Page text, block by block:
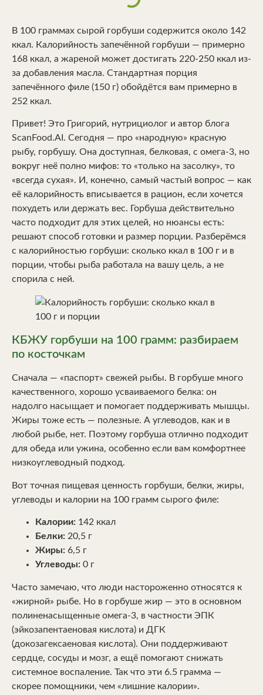
В 100 граммах сырой горбуши содержится около 142
ккал. Калорийность запечённой горбуши — примерно
168 ккал, а жареной может достигать 220-250 ккал из-
за добавления масла. Стандартная порция
запечённого филе (150 г) обойдётся вам примерно в
252 ккал.
Привет! Это Григорий, нутрициолог и автор блога
ScanFood.AI. Сегодня — про «народную» красную
рыбу, горбушу. Она доступная, белковая, с омега-3, но
вокруг неё полно мифов: то «только на засолку», то
«всегда сухая». И, конечно, самый частый вопрос — как
её калорийность вписывается в рацион, если хочется
похудеть или держать вес. Горбуша действительно
часто подходит для этих целей, но нюансы есть:
решают способ готовки и размер порции. Разберёмся
с калорийностью горбуши: сколько ккал в 100 г и в
порции, чтобы рыба работала на вашу цель, а не
спорила с ней.
КБЖУ горбуши на 100 грамм: разбираем
по косточкам
Сначала — «паспорт» свежей рыбы. В горбуше много
качественного, хорошо усваиваемого белка: он
надолго насыщает и помогает поддерживать мышцы.
Жиры тоже есть — полезные. А углеводов, как и в
любой рыбе, нет. Поэтому горбуша отлично подходит
для обеда или ужина, особенно если вам комфортнее
низкоуглеводный подход.
Вот точная пищевая ценность горбуши, белки, жиры,
углеводы и калории на 100 грамм сырого филе:
Калории: 142 ккал
Белки: 20,5 г
Жиры: 6,5 г
Углеводы: 0 г
Часто замечаю, что люди настороженно относятся к
«жирной» рыбе. Но в горбуше жир — это в основном
полиненасыщенные омега-3, в частности ЭПК
(эйкозапентаеновая кислота) и ДГК
(докозагексаеновая кислота). Они поддерживают
сердце, сосуды и мозг, а ещё помогают снижать
системное воспаление. Так что эти 6.5 грамма —
скорее помощники, чем «лишние калории».